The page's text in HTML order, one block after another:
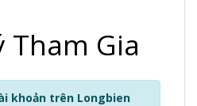
Tham Gia
khoản trên Longbien